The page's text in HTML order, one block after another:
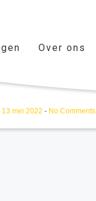
Over ons
13 mei 2022 - No Comments